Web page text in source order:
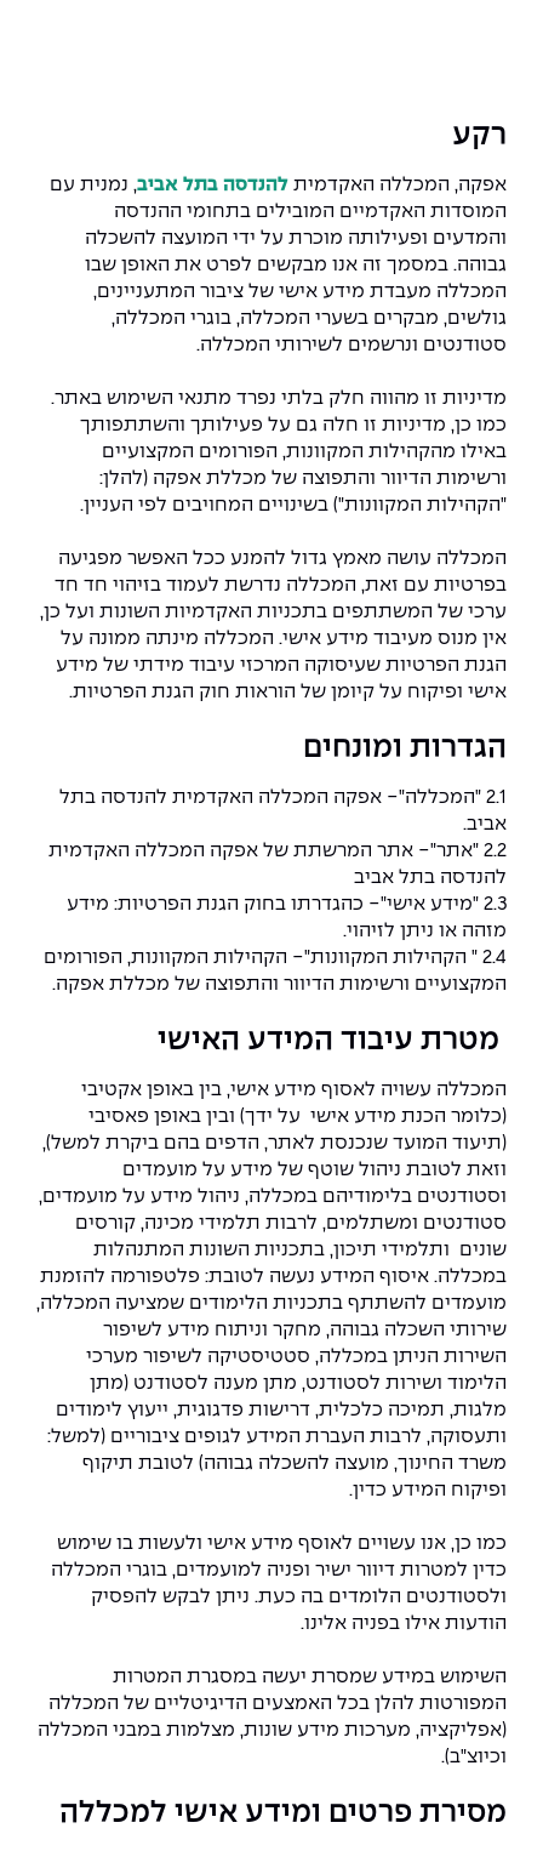
רקע
אפקה, המכללה האקדמית להנדסה בתל אביב, נמנית עם
המוסדות האקדמיים המובילים בתחומי ההנדסה
והמדעים ופעילותה מוכרת על ידי המועצה להשכלה
גבוהה. במסמך זה אנו מבקשים לפרט את האופן שבו
המכללה מעבדת מידע אישי של ציבור המתעניינים,
גולשים, מבקרים בשערי המכללה, בוגרי המכללה,
סטודנטים ונרשמים לשירותי המכללה.
מדיניות זו מהווה חלק בלתי נפרד מתנאי השימוש באתר.
כמו כן, מדיניות זו חלה גם על פעילותך והשתתפותך
באילו מהקהילות המקוונות, הפורומים המקצועיים
ורשימות הדיוור והתפוצה של מכללת אפקה (להלן:
"הקהילות המקוונות") בשינויים המחויבים לפי העניין.
המכללה עושה מאמץ גדול להמנע ככל האפשר מפגיעה
בפרטיות עם זאת, המכללה נדרשת לעמוד בזיהוי חד חד
ערכי של המשתתפים בתכניות האקדמיות השונות ועל כן,
אין מנוס מעיבוד מידע אישי. המכללה מינתה ממונה על
הגנת הפרטיות שעיסוקה המרכזי עיבוד מידתי של מידע
אישי ופיקוח על קיומן של הוראות חוק הגנת הפרטיות.
הגדרות ומונחים
2.1 "המכללה"- אפקה המכללה האקדמית להנדסה בתל
אביב.
2.2 "אתר"- אתר המרשתת של אפקה המכללה האקדמית
להנדסה בתל אביב
2.3 "מידע אישי"- כהגדרתו בחוק הגנת הפרטיות: מידע
מזהה או ניתן לזיהוי.
2.4 " הקהילות המקוונות"- הקהילות המקוונות, הפורומים
המקצועיים ורשימות הדיוור והתפוצה של מכללת אפקה.
מטרת עיבוד המידע האישי
המכללה עשויה לאסוף מידע אישי, בין באופן אקטיבי
(כלומר הכנת מידע אישי על ידך) ובין באופן פאסיבי
(תיעוד המועד שנכנסת לאתר, הדפים בהם ביקרת למשל),
וזאת לטובת ניהול שוטף של מידע על מועמדים
וסטודנטים בלימודיהם במכללה, ניהול מידע על מועמדים,
סטודנטים ומשתלמים, לרבות תלמידי מכינה, קורסים
שונים ותלמידי תיכון, בתכניות השונות המתנהלות
במכללה. איסוף המידע נעשה לטובת: פלטפורמה להזמנת
מועמדים להשתתף בתכניות הלימודים שמציעה המכללה,
שירותי השכלה גבוהה, מחקר וניתוח מידע לשיפור
השירות הניתן במכללה, סטטיסטיקה לשיפור מערכי
הלימוד ושירות לסטודנט, מתן מענה לסטודנט (מתן
מלגות, תמיכה כלכלית, דרישות פדגוגית, ייעוץ לימודים
ותעסוקה, לרבות העברת המידע לגופים ציבוריים (למשל:
משרד החינוך, מועצה להשכלה גבוהה) לטובת תיקוף
ופיקוח המידע כדין.
כמו כן, אנו עשויים לאוסף מידע אישי ולעשות בו שימוש
כדין למטרות דיוור ישיר ופניה למועמדים, בוגרי המכללה
ולסטודנטים הלומדים בה כעת. ניתן לבקש להפסיק
הודעות אילו בפניה אלינו.
השימוש במידע שמסרת יעשה במסגרת המטרות
המפורטות להלן בכל האמצעים הדיגיטליים של המכללה
(אפליקציה, מערכות מידע שונות, מצלמות במבני המכללה
וכיוצ"ב).
מסירת פרטים ומידע אישי למכללה
הוגנות מגדרית
הצהרת נגישות
לעבוד באפקה
לוח שנה אקדמי
צור קשר
חדשות אפקה
מדברים הנדסה (פודקאסט)
ידיעות מן העיתונות
לעבוד באפקה
משרות פנויות
אזור אישי
כניסה לסגל
כניסה לסטודנטים
תואר שני בהנדסה
הנדסת אנרגיה והספק
הנדסה וניהול
הנדסת מערכות
הנדסה רפואית
מערכות תבוניות AI
יחידות לימוד אקדמיות
היחידה למתמטיקה
היחידה לפיזיקה
היחידה ללימודי חוץ
קורס ניהול לוגיסטיקה ורכש
קורס ניהול מוצר בשילוב AI
אווירה נפיצה במתקני חשמל ומכשור
קורס ניהול פרויקטים בשילוב AI
קורסים מקצועיים מותאמים לארגונים
לכל הקורסים
סמסטר ראשון בתיכון
מרכז קריירה
מעבדות
ספרייה
אגודת הסטודנטים
מעטפת תמיכה למשרתות ולמשרתים
מעטפת חוסן
אופק – מרכזים לפיתוח מיומנויות
מועדוני סטודנטים
נבחרות הספורט
המרכז לקידום הלמידה
היחידה לבינלאומיות
שכר לימוד
The Afeka Shop
חנות החדשנות והיזמות
מידע למועמד תואר שני
הרשמה און ליין
שאלות ותשובות
מלגות ע״ב נתוני קבלה
תנאי קבלה - הנדסה
למה לעשות תואר שני באפקה?
מעטפת תמיכה וחוסן למשרתות
ולמשרתי המילואים – תשפ״ו
המרכז למחקר יישומי בעיבוד שפה וקול
המרכז להנדסת חומרים ותהליכים
מרכז ICSGen.AI
Skills & Tech
כנסי פיתוח הון אנושי לאומי בהנדסה
מדד הכישורים